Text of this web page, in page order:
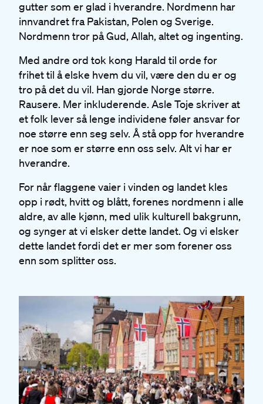
gutter som er glad i hverandre. Nordmenn har
innvandret fra Pakistan, Polen og Sverige.
Nordmenn tror på Gud, Allah, altet og ingenting.
Med andre ord tok kong Harald til orde for
frihet til å elske hvem du vil, være den du er og
tro på det du vil. Han gjorde Norge større.
Rausere. Mer inkluderende. Asle Toje skriver at
et folk lever så lenge individene føler ansvar for
noe større enn seg selv. Å stå opp for hverandre
er noe som er større enn oss selv. Alt vi har er
hverandre.
For når flaggene vaier i vinden og landet kles
opp i rødt, hvitt og blått, forenes nordmenn i alle
aldre, av alle kjønn, med ulik kulturell bakgrunn,
og synger at vi elsker dette landet. Og vi elsker
dette landet fordi det er mer som forener oss
enn som splitter oss.